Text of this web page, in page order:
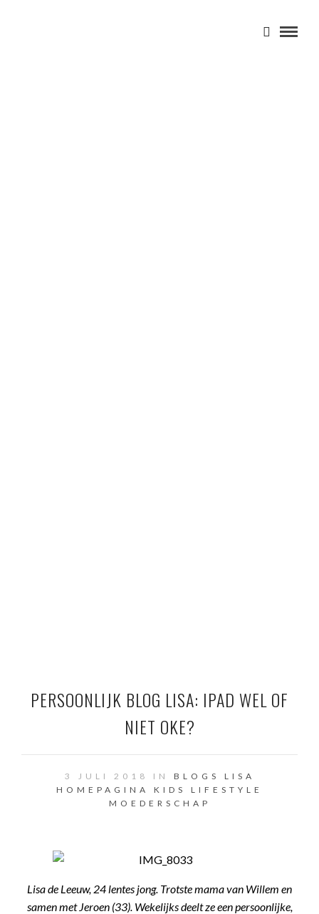
PERSOONLIJK BLOG LISA: IPAD WEL OF
NIET OKE?
3 JULI 2018 IN BLOGS LISA
HOMEPAGINA
KIDS
LIFESTYLE
MOEDERSCHAP
Lisa de Leeuw, 24 lentes jong. Trotste mama van Willem en
samen met Jeroen (33). Wekelijks deelt ze een persoonlijke,